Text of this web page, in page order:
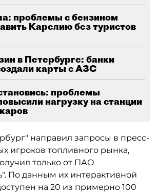
проблемы с бензином
Карелию без туристов
в Петербурге: банки
карты с АЗС
проблемы
нагрузку на станции
направил запросы в пресс-
игроков топливного рынка,
только от ПАО
По данным их интерактивной
на 20 из примерно 100